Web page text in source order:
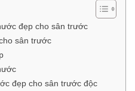
đẹp cho sân trước
sân trước
đẹp cho sân trước độc